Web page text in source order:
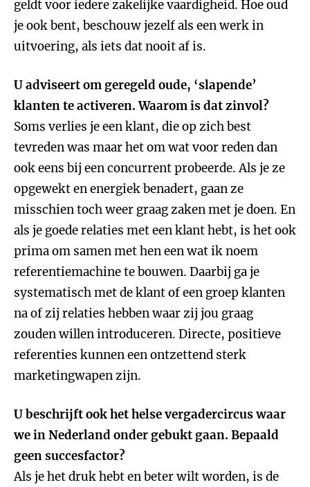
geldt voor iedere zakelijke vaardigheid. Hoe oud
je ook bent, beschouw jezelf als een werk in
uitvoering, als iets dat nooit af is.
U adviseert om geregeld oude, ‘slapende’
klanten te activeren. Waarom is dat zinvol?
Soms verlies je een klant, die op zich best
tevreden was maar het om wat voor reden dan
ook eens bij een concurrent probeerde. Als je ze
opgewekt en energiek benadert, gaan ze
misschien toch weer graag zaken met je doen. En
als je goede relaties met een klant hebt, is het ook
prima om samen met hen een wat ik noem
referentiemachine te bouwen. Daarbij ga je
systematisch met de klant of een groep klanten
na of zij relaties hebben waar zij jou graag
zouden willen introduceren. Directe, positieve
referenties kunnen een ontzettend sterk
marketingwapen zijn.
U beschrijft ook het helse vergadercircus waar
we in Nederland onder gebukt gaan. Bepaald
geen succesfactor?
Als je het druk hebt en beter wilt worden, is de